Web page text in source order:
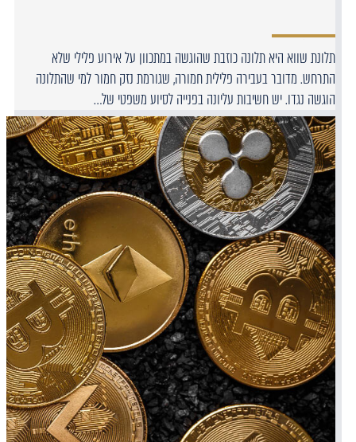
תלונת שווא היא תלונה כוזבת שהוגשה במתכוון על אירוע פלילי שלא
התרחש. מדובר בעבירה פלילית חמורה, שגורמת נזק חמור למי שהתלונה
הוגשה נגדו. יש חשיבות עליונה בפנייה לסיוע משפטי של…